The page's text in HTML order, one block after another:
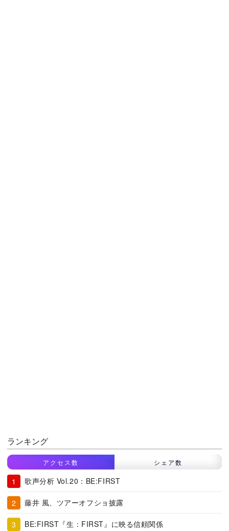
ランキング
アクセス数 シェア数
歌声分析 Vol.20：BE:FIRST
藤井 風、ツアーオフショ披露
BE:FIRST『生：FIRST』に映る信頼関係